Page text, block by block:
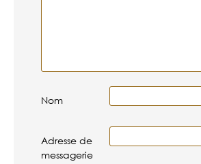
Nom
Adresse de
messagerie